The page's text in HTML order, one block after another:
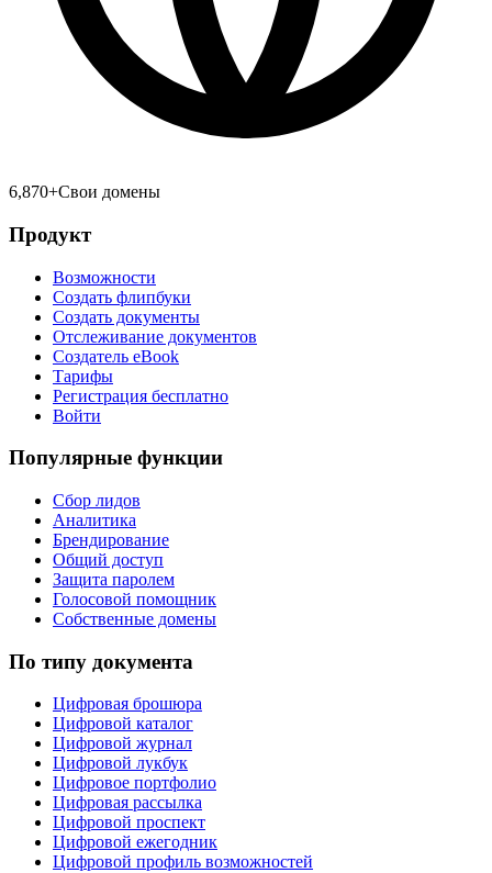
6,870+Свои домены
Продукт
Возможности
Создать флипбуки
Создать документы
Отслеживание документов
Создатель eBook
Тарифы
Регистрация бесплатно
Войти
Популярные функции
Сбор лидов
Аналитика
Брендирование
Общий доступ
Защита паролем
Голосовой помощник
Собственные домены
По типу документа
Цифровая брошюра
Цифровой каталог
Цифровой журнал
Цифровой лукбук
Цифровое портфолио
Цифровая рассылка
Цифровой проспект
Цифровой ежегодник
Цифровой профиль возможностей